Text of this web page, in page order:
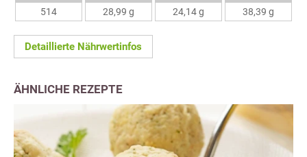
514
28,99 g
24,14 g
38,39 g
Detaillierte Nährwertinfos
ÄHNLICHE REZEPTE